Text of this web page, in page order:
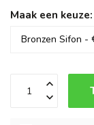
Maak een keuze: